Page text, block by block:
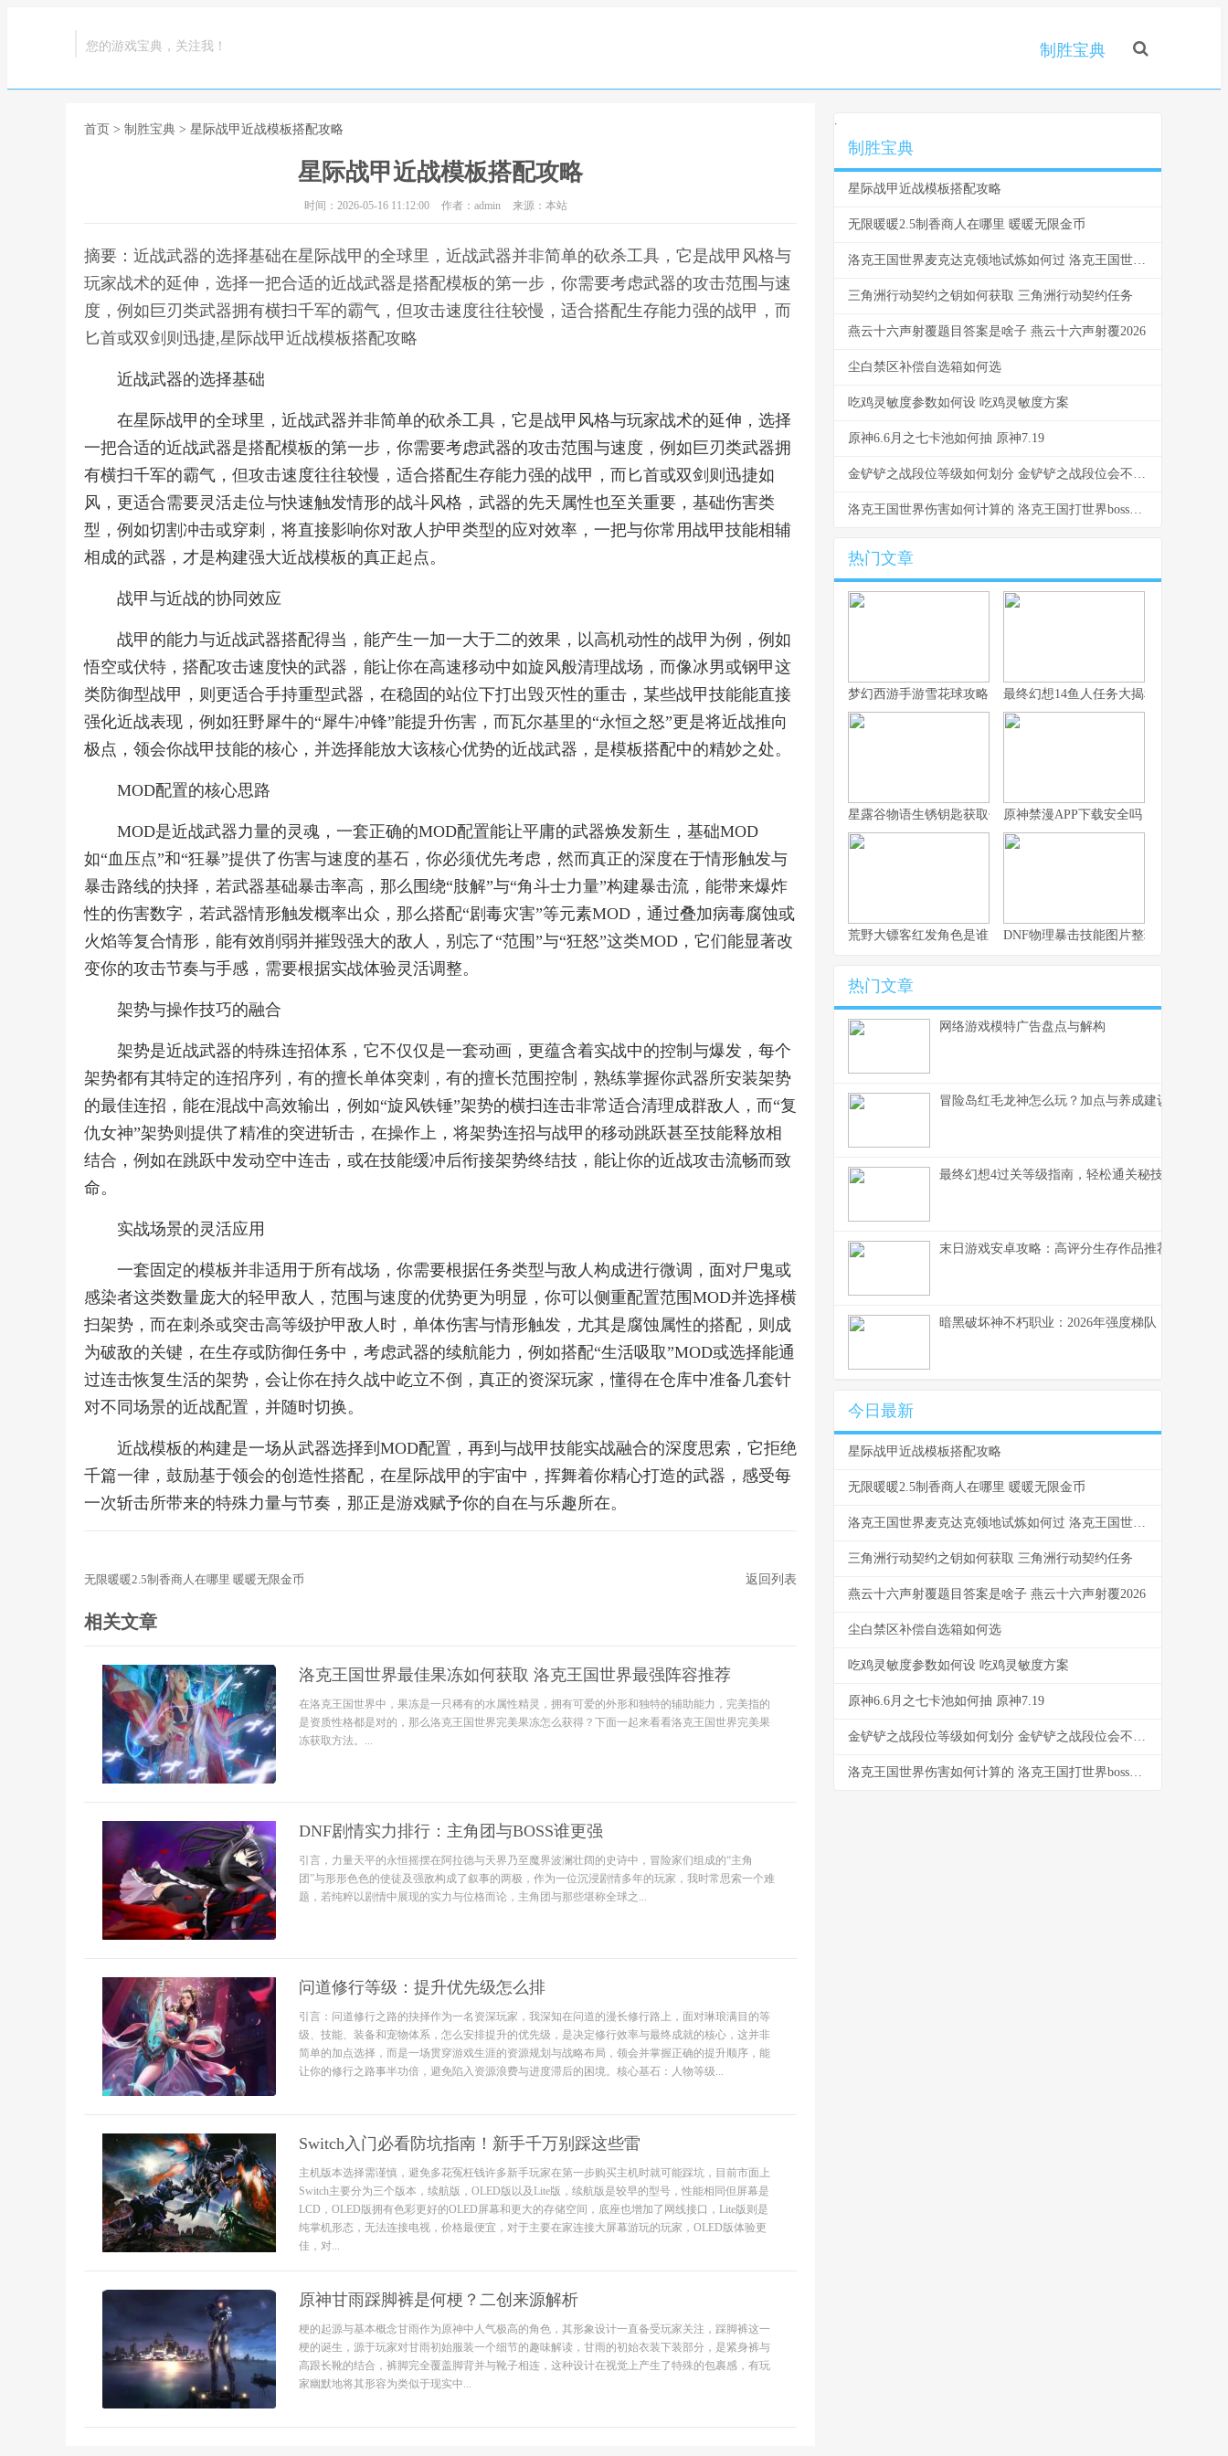
您的游戏宝典，关注我！ 制胜宝典
首页 > 制胜宝典 > 星际战甲近战模板搭配攻略
星际战甲近战模板搭配攻略
时间：2026-05-16 11:12:00 作者：admin 来源：本站
摘要：近战武器的选择基础在星际战甲的全球里，近战武器并非简单的砍杀工具，它是战甲风格与
玩家战术的延伸，选择一把合适的近战武器是搭配模板的第一步，你需要考虑武器的攻击范围与速
度，例如巨刃类武器拥有横扫千军的霸气，但攻击速度往往较慢，适合搭配生存能力强的战甲，而
匕首或双剑则迅捷,星际战甲近战模板搭配攻略
近战武器的选择基础
在星际战甲的全球里，近战武器并非简单的砍杀工具，它是战甲风格与玩家战术的延伸，选择
一把合适的近战武器是搭配模板的第一步，你需要考虑武器的攻击范围与速度，例如巨刃类武器拥
有横扫千军的霸气，但攻击速度往往较慢，适合搭配生存能力强的战甲，而匕首或双剑则迅捷如
风，更适合需要灵活走位与快速触发情形的战斗风格，武器的先天属性也至关重要，基础伤害类
型，例如切割冲击或穿刺，将直接影响你对敌人护甲类型的应对效率，一把与你常用战甲技能相辅
相成的武器，才是构建强大近战模板的真正起点。
战甲与近战的协同效应
战甲的能力与近战武器搭配得当，能产生一加一大于二的效果，以高机动性的战甲为例，例如
悟空或伏特，搭配攻击速度快的武器，能让你在高速移动中如旋风般清理战场，而像冰男或钢甲这
类防御型战甲，则更适合手持重型武器，在稳固的站位下打出毁灭性的重击，某些战甲技能能直接
强化近战表现，例如狂野犀牛的“犀牛冲锋”能提升伤害，而瓦尔基里的“永恒之怒”更是将近战推向
极点，领会你战甲技能的核心，并选择能放大该核心优势的近战武器，是模板搭配中的精妙之处。
MOD配置的核心思路
MOD是近战武器力量的灵魂，一套正确的MOD配置能让平庸的武器焕发新生，基础MOD
如“血压点”和“狂暴”提供了伤害与速度的基石，你必须优先考虑，然而真正的深度在于情形触发与
暴击路线的抉择，若武器基础暴击率高，那么围绕“肢解”与“角斗士力量”构建暴击流，能带来爆炸
性的伤害数字，若武器情形触发概率出众，那么搭配“剧毒灾害”等元素MOD，通过叠加病毒腐蚀或
火焰等复合情形，能有效削弱并摧毁强大的敌人，别忘了“范围”与“狂怒”这类MOD，它们能显著改
变你的攻击节奏与手感，需要根据实战体验灵活调整。
架势与操作技巧的融合
架势是近战武器的特殊连招体系，它不仅仅是一套动画，更蕴含着实战中的控制与爆发，每个
架势都有其特定的连招序列，有的擅长单体突刺，有的擅长范围控制，熟练掌握你武器所安装架势
的最佳连招，能在混战中高效输出，例如“旋风铁锤”架势的横扫连击非常适合清理成群敌人，而“复
仇女神”架势则提供了精准的突进斩击，在操作上，将架势连招与战甲的移动跳跃甚至技能释放相
结合，例如在跳跃中发动空中连击，或在技能缓冲后衔接架势终结技，能让你的近战攻击流畅而致
命。
实战场景的灵活应用
一套固定的模板并非适用于所有战场，你需要根据任务类型与敌人构成进行微调，面对尸鬼或
感染者这类数量庞大的轻甲敌人，范围与速度的优势更为明显，你可以侧重配置范围MOD并选择横
扫架势，而在刺杀或突击高等级护甲敌人时，单体伤害与情形触发，尤其是腐蚀属性的搭配，则成
为破敌的关键，在生存或防御任务中，考虑武器的续航能力，例如搭配“生活吸取”MOD或选择能通
过连击恢复生活的架势，会让你在持久战中屹立不倒，真正的资深玩家，懂得在仓库中准备几套针
对不同场景的近战配置，并随时切换。
近战模板的构建是一场从武器选择到MOD配置，再到与战甲技能实战融合的深度思索，它拒绝
千篇一律，鼓励基于领会的创造性搭配，在星际战甲的宇宙中，挥舞着你精心打造的武器，感受每
一次斩击所带来的特殊力量与节奏，那正是游戏赋予你的自在与乐趣所在。
无限暖暖2.5制香商人在哪里 暖暖无限金币 返回列表
相关文章
洛克王国世界最佳果冻如何获取 洛克王国世界最强阵容推荐
在洛克王国世界中，果冻是一只稀有的水属性精灵，拥有可爱的外形和独特的辅助能力，完美指的
是资质性格都是对的，那么洛克王国世界完美果冻怎么获得？下面一起来看看洛克王国世界完美果
冻获取方法。...
DNF剧情实力排行：主角团与BOSS谁更强
引言，力量天平的永恒摇摆在阿拉德与天界乃至魔界波澜壮阔的史诗中，冒险家们组成的“主角
团”与形形色色的使徒及强敌构成了叙事的两极，作为一位沉浸剧情多年的玩家，我时常思索一个难
题，若纯粹以剧情中展现的实力与位格而论，主角团与那些堪称全球之...
问道修行等级：提升优先级怎么排
引言：问道修行之路的抉择作为一名资深玩家，我深知在问道的漫长修行路上，面对琳琅满目的等
级、技能、装备和宠物体系，怎么安排提升的优先级，是决定修行效率与最终成就的核心，这并非
简单的加点选择，而是一场贯穿游戏生涯的资源规划与战略布局，领会并掌握正确的提升顺序，能
让你的修行之路事半功倍，避免陷入资源浪费与进度滞后的困境。核心基石：人物等级...
Switch入门必看防坑指南！新手千万别踩这些雷
主机版本选择需谨慎，避免多花冤枉钱许多新手玩家在第一步购买主机时就可能踩坑，目前市面上
Switch主要分为三个版本，续航版，OLED版以及Lite版，续航版是较早的型号，性能相同但屏幕是
LCD，OLED版拥有色彩更好的OLED屏幕和更大的存储空间，底座也增加了网线接口，Lite版则是
纯掌机形态，无法连接电视，价格最便宜，对于主要在家连接大屏幕游玩的玩家，OLED版体验更
佳，对...
原神甘雨踩脚裤是何梗？二创来源解析
梗的起源与基本概念甘雨作为原神中人气极高的角色，其形象设计一直备受玩家关注，踩脚裤这一
梗的诞生，源于玩家对甘雨初始服装一个细节的趣味解读，甘雨的初始衣装下装部分，是紧身裤与
高跟长靴的结合，裤脚完全覆盖脚背并与靴子相连，这种设计在视觉上产生了特殊的包裹感，有玩
家幽默地将其形容为类似于现实中...
.
制胜宝典
星际战甲近战模板搭配攻略
无限暖暖2.5制香商人在哪里 暖暖无限金币
洛克王国世界麦克达克领地试炼如何过 洛克王国世界麦克达克的试炼怎么过
三角洲行动契约之钥如何获取 三角洲行动契约任务
燕云十六声射覆题目答案是啥子 燕云十六声射覆2026
尘白禁区补偿自选箱如何选
吃鸡灵敏度参数如何设 吃鸡灵敏度方案
原神6.6月之七卡池如何抽 原神7.19
金铲铲之战段位等级如何划分 金铲铲之战段位会不会掉
洛克王国世界伤害如何计算的 洛克王国打世界boss阵容
热门文章
梦幻西游手游雪花球攻略：快速上手与高分技巧
最终幻想14鱼人任务大揭秘
星露谷物语生锈钥匙获取位置探寻指南原神禁漫APP下载安全吗
荒野大镖客红发角色是谁？ DNF物理暴击技能图片整理：加成一览
热门文章
网络游戏模特广告盘点与解构
冒险岛红毛龙神怎么玩？加点与养成建议
最终幻想4过关等级指南，轻松通关秘技
末日游戏安卓攻略：高评分生存作品推荐
暗黑破坏神不朽职业：2026年强度梯队
今日最新
星际战甲近战模板搭配攻略
无限暖暖2.5制香商人在哪里 暖暖无限金币
洛克王国世界麦克达克领地试炼如何过 洛克王国世界麦克达克的试炼怎么过
三角洲行动契约之钥如何获取 三角洲行动契约任务
燕云十六声射覆题目答案是啥子 燕云十六声射覆2026
尘白禁区补偿自选箱如何选
吃鸡灵敏度参数如何设 吃鸡灵敏度方案
原神6.6月之七卡池如何抽 原神7.19
金铲铲之战段位等级如何划分 金铲铲之战段位会不会掉
洛克王国世界伤害如何计算的 洛克王国打世界boss阵容